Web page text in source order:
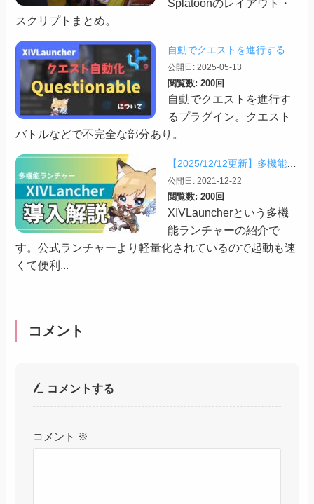
Splatoonのレイアウト・
スクリプトまとめ。
公開日: 2025-05-13
閲覧数: 200回
自動でクエストを進行す
るプラグイン。クエスト
バトルなどで不完全な部分あり。
【2025/12/12更新】多機能ランチャー「XIVLauncher」の導入方法・使い方について
公開日: 2021-12-22
閲覧数: 200回
XIVLauncherという多機
能ランチャーの紹介で
す。公式ランチャーより軽量化されているので起動も速
くて便利...
コメント
コメントする
コメント ※